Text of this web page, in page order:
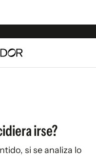
irse?
si se analiza lo